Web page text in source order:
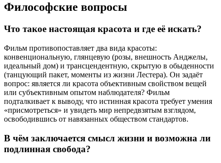
Философские вопросы
Что такое настоящая красота и где её искать?
Фильм противопоставляет два вида красоты:
конвенциональную, глянцевую (розы, внешность Анджелы,
идеальный дом) и трансцендентную, скрытую в обыденности
(танцующий пакет, моменты из жизни Лестера). Он задаёт
вопрос: является ли красота объективным свойством вещей
или субъективным опытом наблюдателя? Фильм
подталкивает к выводу, что истинная красота требует умения
«присмотреться» и увидеть мир непредвзятым взглядом,
освободившись от навязанных обществом стандартов.
В чём заключается смысл жизни и возможна ли
подлинная свобода?